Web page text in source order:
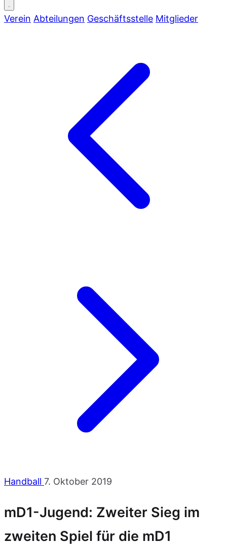
Verein Abteilungen Geschäftsstelle Mitglieder
Handball 7. Oktober 2019
mD1-Jugend: Zweiter Sieg im
zweiten Spiel für die mD1